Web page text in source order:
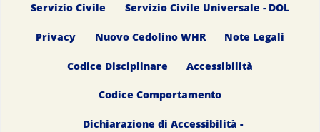
Servizio Civile Servizio Civile Universale - DOL
Privacy Nuovo Cedolino WHR Note Legali
Codice Disciplinare Accessibilità
Codice Comportamento
Dichiarazione di Accessibilità -